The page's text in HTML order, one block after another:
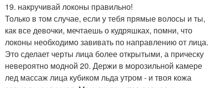
19. накручивай локоны правильно!
Только в том случае, если у тебя прямые волосы и ты,
как все девочки, мечтаешь о кудряшках, помни, что
локоны необходимо завивать по направлению от лица.
Это сделает черты лица более открытыми, а прическу
невероятно модной 20. Держи в морозильной камере
лед массаж лица кубиком льда утром - и твоя кожа